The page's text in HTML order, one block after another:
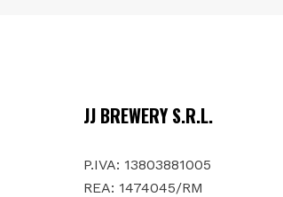
JJ BREWERY S.R.L.
P.IVA: 13803881005
REA: 1474045/RM